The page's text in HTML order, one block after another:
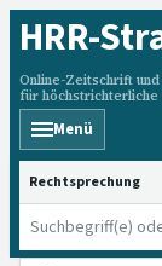
HRR-
Online-Zeitschrift
für
Menü
HRRS